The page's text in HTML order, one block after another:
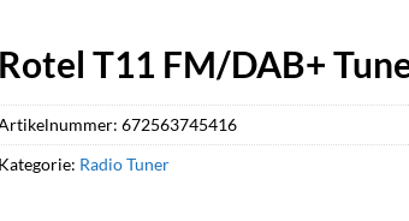
Rotel T11 FM/DAB+
672563745416
Kategorie: Radio Tuner